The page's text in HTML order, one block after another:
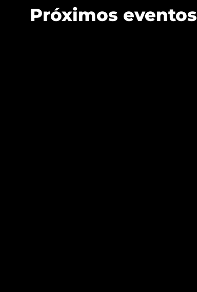
Próximos eventos